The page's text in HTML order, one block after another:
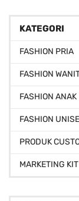
KATEGORI
FASHION PRIA
FASHION
FASHION ANAK
FASHION
PRODUK
MARKETING KIT